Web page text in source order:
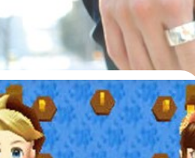
ago
ดขาย Harvest Moon